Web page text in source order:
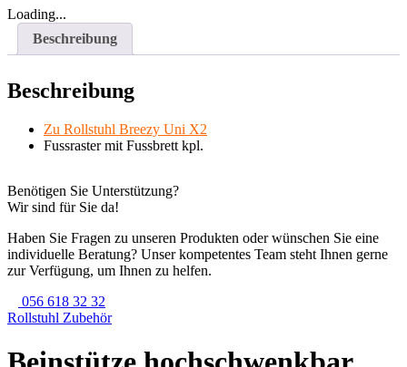
Loading...
Beschreibung
Beschreibung
Zu Rollstuhl Breezy Uni X2
Fussraster mit Fussbrett kpl.
Benötigen Sie Unterstützung?
Wir sind für Sie da!
Haben Sie Fragen zu unseren Produkten oder wünschen Sie eine
individuelle Beratung? Unser kompetentes Team steht Ihnen gerne
zur Verfügung, um Ihnen zu helfen.
056 618 32 32
Rollstuhl Zubehör